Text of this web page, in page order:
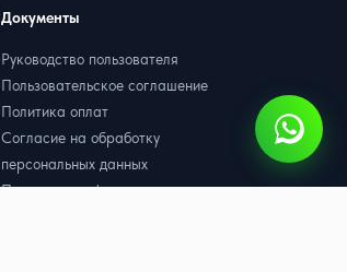
Документы
Руководство пользователя
Пользовательское соглашение
Политика оплат
Согласие на обработку
персональных данных
Политика конфиденциальности